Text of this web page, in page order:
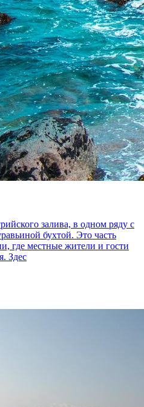
залива, в одном ряду с
бухтой. Это часть
где местные жители и гости
Здес